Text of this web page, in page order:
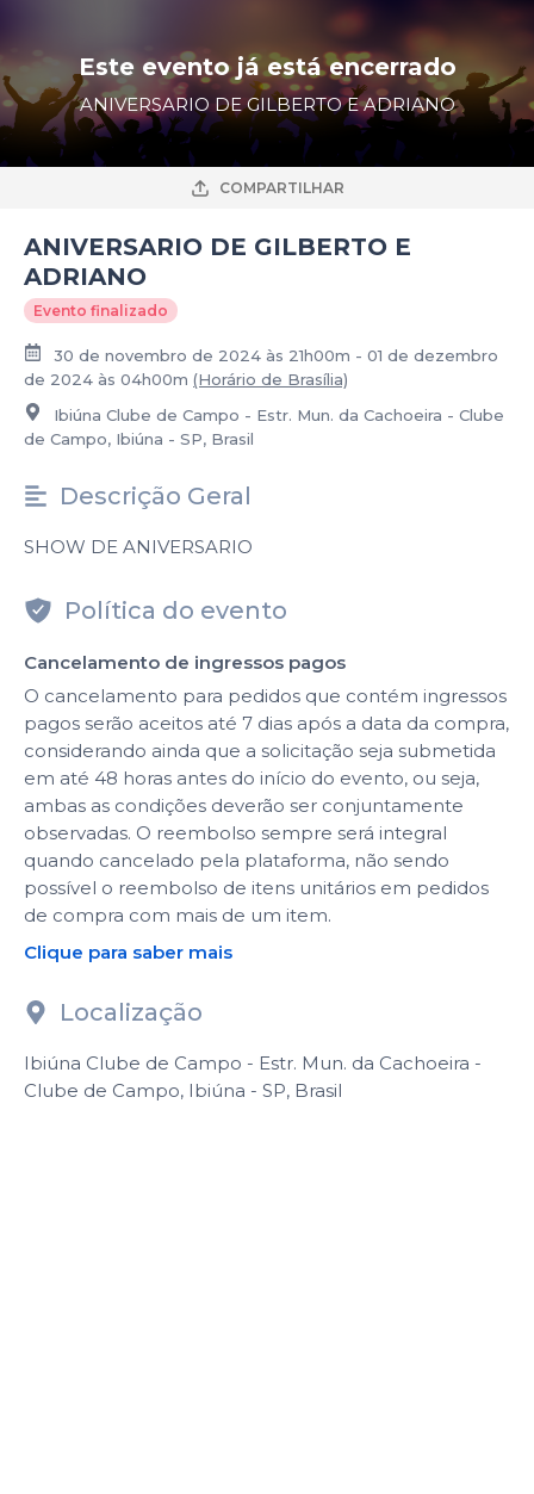
Este evento já está encerrado
ANIVERSARIO DE GILBERTO E ADRIANO
COMPARTILHAR
ANIVERSARIO DE GILBERTO E
ADRIANO
Evento finalizado
30 de novembro de 2024 às 21h00m - 01 de dezembro
de 2024 às 04h00m (Horário de Brasília)
Ibiúna Clube de Campo - Estr. Mun. da Cachoeira - Clube
de Campo, Ibiúna - SP, Brasil
Descrição Geral
SHOW DE ANIVERSARIO
Política do evento
Cancelamento de ingressos pagos
O cancelamento para pedidos que contém ingressos
pagos serão aceitos até 7 dias após a data da compra,
considerando ainda que a solicitação seja submetida
em até 48 horas antes do início do evento, ou seja,
ambas as condições deverão ser conjuntamente
observadas. O reembolso sempre será integral
quando cancelado pela plataforma, não sendo
possível o reembolso de itens unitários em pedidos
de compra com mais de um item.
Clique para saber mais
Localização
Ibiúna Clube de Campo - Estr. Mun. da Cachoeira -
Clube de Campo, Ibiúna - SP, Brasil